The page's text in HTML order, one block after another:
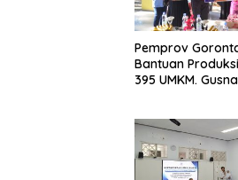
Pemprov
Bantuan
395 UMKM.
Konsumsi